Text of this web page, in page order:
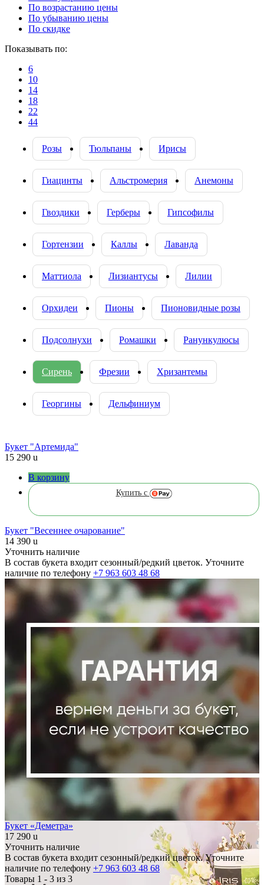
По возрастанию цены
По убыванию цены
По скидке
Показывать по:
6
10
14
18
22
44
Розы Тюльпаны Ирисы
Гиацинты Альстромерия Анемоны
Гвоздики Герберы Гипсофилы
Гортензии Каллы Лаванда
Маттиола Лизиантусы Лилии
Орхидеи Пионы Пионовидные розы
Подсолнухи Ромашки Ранункулюсы
Сирень Фрезии Хризантемы
Георгины Дельфиниум
Букет "Артемида"
15 290 u
В корзину
Купить с
Букет "Весеннее очарование"
14 390 u
Уточнить наличие
В состав букета входит сезонный/редкий цветок. Уточните
наличие по телефону +7 963 603 48 68
Букет «Деметра»
17 290 u
Уточнить наличие
В состав букета входит сезонный/редкий цветок. Уточните
наличие по телефону +7 963 603 48 68
Товары 1 - 3 из 3